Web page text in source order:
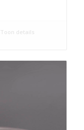
Toon details